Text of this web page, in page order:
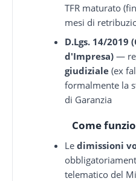
TFR maturato
mesi di
D.Lgs. 14/2019
d'Impresa) —
giudiziale (ex
formalmente la
di Garanzia
Come
Ledimissioni
telematico del